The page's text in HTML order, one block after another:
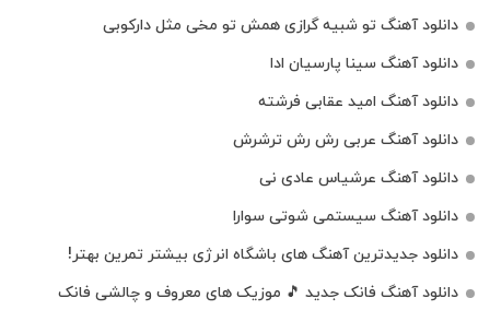
دانلود آهنگ تو شبیه گرازی همش تو مخی مثل دارکوبی
دانلود آهنگ سینا پارسیان ادا
دانلود آهنگ امید عقابی فرشته
دانلود آهنگ عربی رش رش ترشرش
دانلود آهنگ عرشیاس عادی نی
دانلود آهنگ سیستمی شوتی سوارا
دانلود جدیدترین آهنگ‌ های باشگاه انرژی بیشتر تمرین بهتر!
دانلود آهنگ فانک جدید 🎵 موزیک‌ های معروف و چالشی فانک